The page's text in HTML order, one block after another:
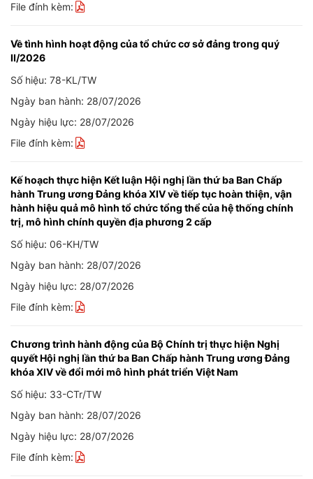
File đính kèm:
Về tình hình hoạt động của tổ chức cơ sở đảng trong quý
II/2026
Số hiệu: 78-KL/TW
Ngày ban hành: 28/07/2026
Ngày hiệu lực: 28/07/2026
File đính kèm:
Kế hoạch thực hiện Kết luận Hội nghị lần thứ ba Ban Chấp
hành Trung ương Đảng khóa XIV về tiếp tục hoàn thiện, vận
hành hiệu quả mô hình tổ chức tổng thể của hệ thống chính
trị, mô hình chính quyền địa phương 2 cấp
Số hiệu: 06-KH/TW
Ngày ban hành: 28/07/2026
Ngày hiệu lực: 28/07/2026
File đính kèm:
Chương trình hành động của Bộ Chính trị thực hiện Nghị
quyết Hội nghị lần thứ ba Ban Chấp hành Trung ương Đảng
khóa XIV về đổi mới mô hình phát triển Việt Nam
Số hiệu: 33-CTr/TW
Ngày ban hành: 28/07/2026
Ngày hiệu lực: 28/07/2026
File đính kèm: